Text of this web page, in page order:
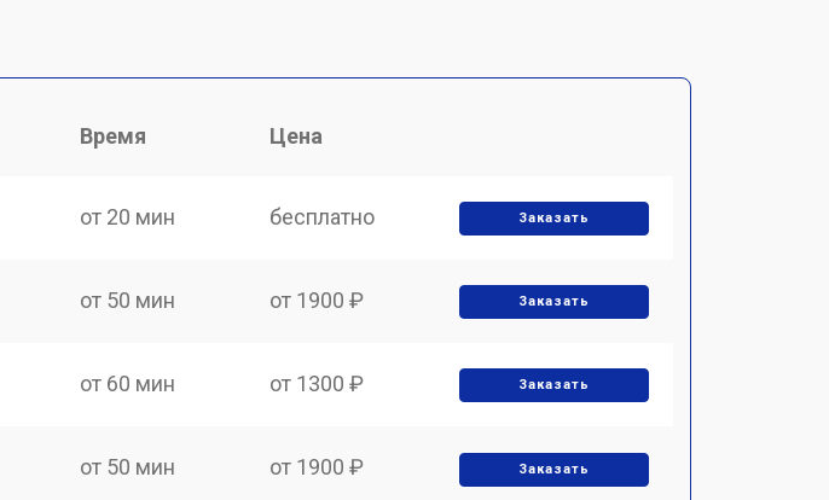
Время Цена
от 20 мин бесплатно Заказать
от 50 мин от 1900 ₽ Заказать
от 60 мин от 1300 ₽ Заказать
от 50 мин от 1900 ₽ Заказать